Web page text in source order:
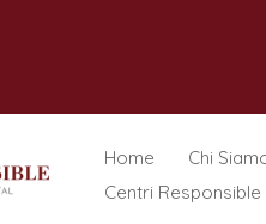
Home Chi
Centri Responsible